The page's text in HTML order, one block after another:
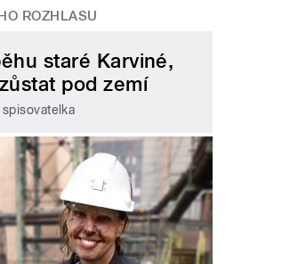
ROZHLASU
staré Karviné,
pod zemí